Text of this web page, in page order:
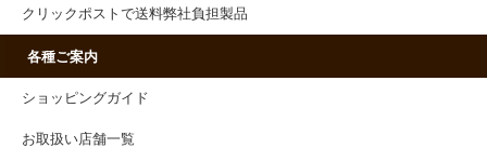
クリックポストで送料弊社負担製品
各種ご案内
ショッピングガイド
お取扱い店舗一覧